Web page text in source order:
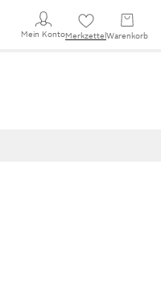
Mein KontoMerkzettel Warenkorb